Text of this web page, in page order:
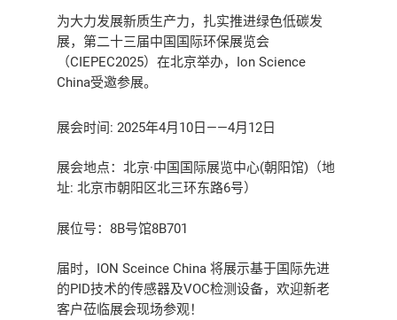
为大力发展新质生产力，扎实推进绿色低碳发
展，第二十三届中国国际环保展览会
（CIEPEC2025）在北京举办，Ion Science
China受邀参展。
展会时间: 2025年4月10日——4月12日
展会地点：北京·中国国际展览中心(朝阳馆)（地
址: 北京市朝阳区北三环东路6号）
展位号：8B号馆8B701
届时，ION Sceince China 将展示基于国际先进
的PID技术的传感器及VOC检测设备，欢迎新老
客户莅临展会现场参观！